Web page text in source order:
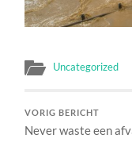
Uncategorized
VORIG BERICHT
Never waste een